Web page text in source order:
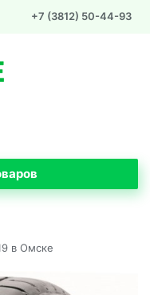
+7 (3812) 50-44-93
в Омске